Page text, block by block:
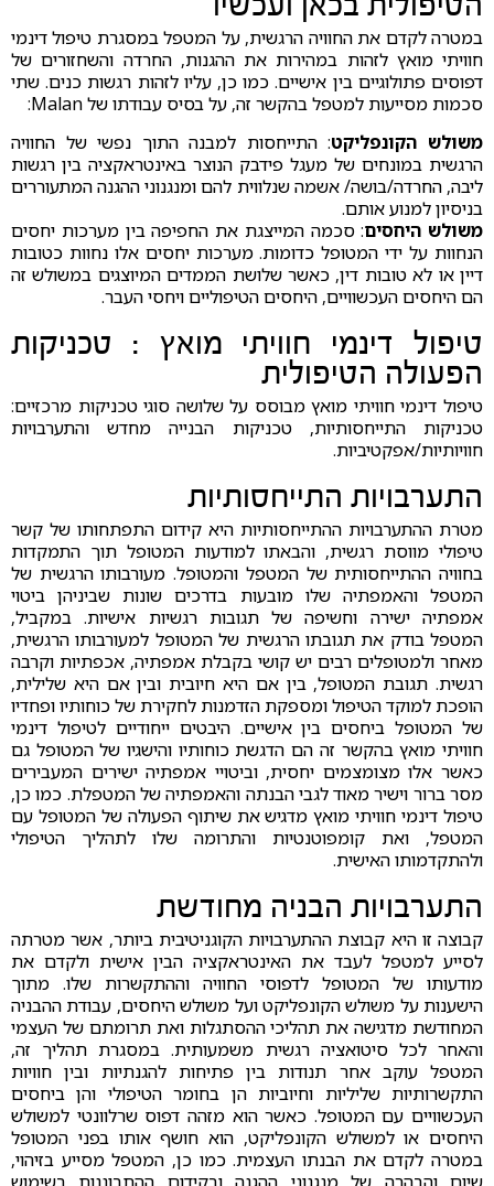
במטרה לקדם את החוויה הרגשית, על המטפל במסגרת טיפול דינמי
חוויתי מואץ לזהות במהירות את ההגנות, החרדה והשחזורים של
דפוסים פתולוגיים בין אישיים. כמו כן, עליו לזהות רגשות כנים. שתי
סכמות מסייעות למטפל בהקשר זה, על בסיס עבודתו של Malan:
משולש הקונפליקט: התייחסות למבנה התוך נפשי של החוויה
הרגשית במונחים של מעגל פידבק הנוצר באינטראקציה בין רגשות
ליבה, החרדה/בושה/ אשמה שנלווית להם ומנגנוני ההגנה המתעוררים
בניסיון למנוע אותם.
משולש היחסים: סכמה המייצגת את החפיפה בין מערכות יחסים
הנחוות על ידי המטופל כדומות. מערכות יחסים אלו נחוות כטובות
דיין או לא טובות דין, כאשר שלושת הממדים המיוצגים במשולש זה
הם היחסים העכשוויים, היחסים הטיפוליים ויחסי העבר.
טיפול דינמי חוויתי מואץ : טכניקות
הפעולה הטיפולית
טיפול דינמי חוויתי מואץ מבוסס על שלושה סוגי טכניקות מרכזיים:
טכניקות התייחסותיות, טכניקות הבנייה מחדש והתערבויות
חוויותיות/אפקטיביות.
התערבויות התייחסותיות
מטרת ההתערבויות ההתייחסותיות היא קידום התפתחותו של קשר
טיפולי מווסת רגשית, והבאתו למודעות המטופל תוך התמקדות
בחוויה ההתייחסותית של המטפל והמטופל. מעורבותו הרגשית של
המטפל והאמפתיה שלו מובעות בדרכים שונות שביניהן ביטוי
אמפתיה ישירה וחשיפה של תגובות רגשיות אישיות. במקביל,
המטפל בודק את תגובתו הרגשית של המטופל למעורבותו הרגשית,
מאחר ולמטופלים רבים יש קושי בקבלת אמפתיה, אכפתיות וקרבה
רגשית. תגובת המטופל, בין אם היא חיובית ובין אם היא שלילית,
הופכת למוקד הטיפול ומספקת הזדמנות לחקירת של כוחותיו ופחדיו
של המטופל ביחסים בין אישיים. היבטים ייחודיים לטיפול דינמי
חוויתי מואץ בהקשר זה הם הדגשת כוחותיו והישגיו של המטופל גם
כאשר אלו מצומצמים יחסית, וביטויי אמפתיה ישירים המעבירים
מסר ברור וישיר מאוד לגבי הבנתה והאמפתיה של המטפלת. כמו כן,
טיפול דינמי חוויתי מואץ מדגיש את שיתוף הפעולה של המטופל עם
המטפל, ואת קומפוטנטיות והתרומה שלו לתהליך הטיפולי
ולהתקדמותו האישית.
התערבויות הבניה מחודשת
קבוצה זו היא קבוצת ההתערבויות הקוגניטיבית ביותר, אשר מטרתה
לסייע למטפל לעבד את האינטראקציה הבין אישית ולקדם את
מודעותו של המטופל לדפוסי החוויה וההתקשרות שלו. מתוך
הישענות על משולש הקונפליקט ועל משולש היחסים, עבודת ההבניה
המחודשת מדגישה את תהליכי ההסתגלות ואת תרומתם של העצמי
והאחר לכל סיטואציה רגשית משמעותית. במסגרת תהליך זה,
המטפל עוקב אחר תנודות בין פתיחות להגנתיות ובין חוויות
התקשרותיות שליליות וחיוביות הן בחומר הטיפולי והן ביחסים
העכשוויים עם המטופל. כאשר הוא מזהה דפוס שרלוונטי למשולש
היחסים או למשולש הקונפליקט, הוא חושף אותו בפני המטופל
במטרה לקדם את הבנתו העצמית. כמו כן, המטפל מסייע בזיהוי,